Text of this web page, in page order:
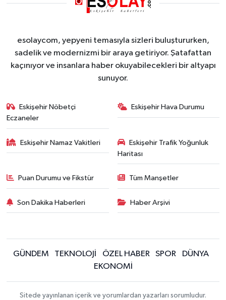
esolaycom, yepyeni temasıyla sizleri buluştururken,
sadelik ve modernizmi bir araya getiriyor. Şatafattan
kaçınıyor ve insanlara haber okuyabilecekleri bir altyapı
sunuyor.
Eskişehir Nöbetçi
Eczaneler
Eskişehir Hava Durumu
Eskişehir Namaz Vakitleri
Eskişehir Trafik Yoğunluk
Haritası
Puan Durumu ve Fikstür Tüm Manşetler
Son Dakika Haberleri Haber Arşivi
GÜNDEM TEKNOLOJİ ÖZEL HABER SPOR
DÜNYA
EKONOMİ
Sitede yayınlanan içerik ve yorumlardan yazarları sorumludur.